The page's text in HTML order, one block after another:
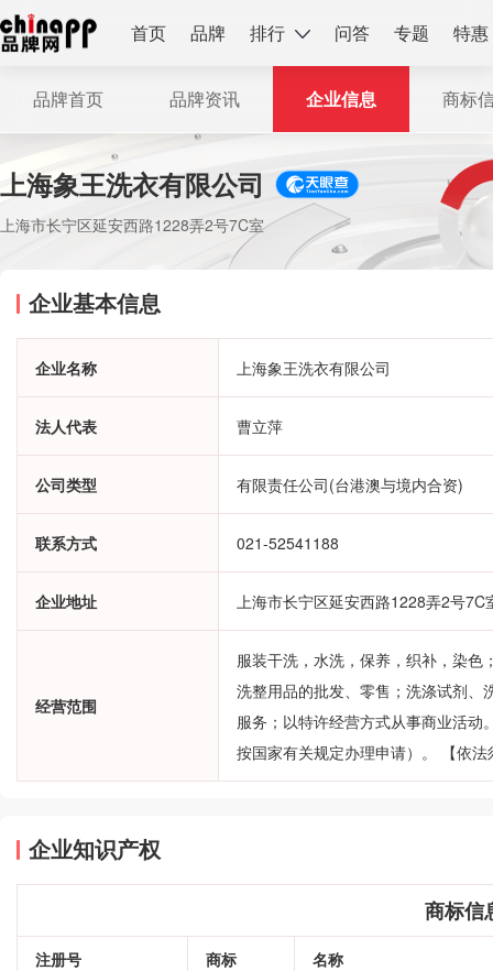
首页 品牌 排行 问答 专题 特惠
品牌首页 品牌资讯 企业信息 商标
上海象王洗衣有限公司
上海市长宁区延安西路1228弄2号7C室
企业基本信息
企业名称 上海象王洗衣有限公司
法人代表 曹立萍
公司类型 有限责任公司(台港澳与境内合资)
联系方式 021-52541188
企业地址 上海市长宁区延安西路1228弄2号7C
经营范围
服装干洗，水洗，保养，织补，染
洗整用品的批发、零售；洗涤试剂、
服务；以特许经营方式从事商业活
按国家有关规定办理申请）。 【依
企业知识产权
商标信
注册号 商标 名称